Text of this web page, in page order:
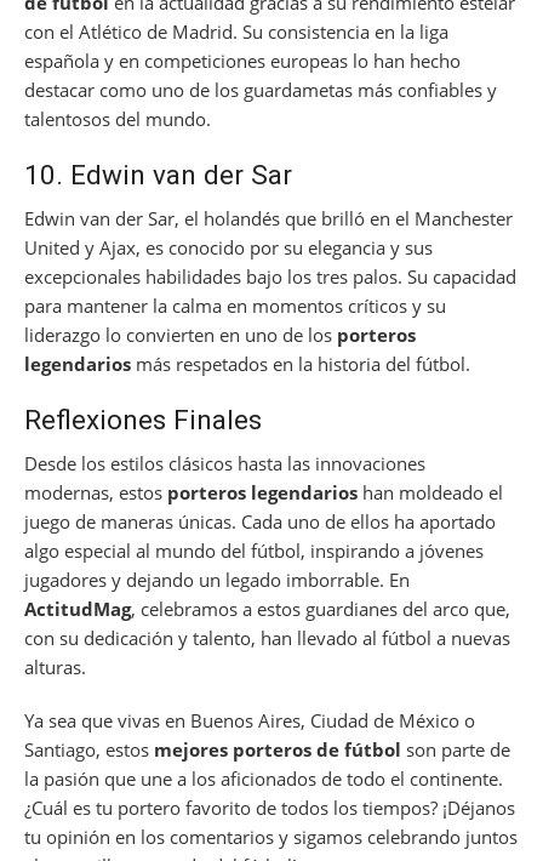
con el Atlético de Madrid. Su consistencia en la liga
española y en competiciones europeas lo han hecho
destacar como uno de los guardametas más confiables y
talentosos del mundo.
10. Edwin van der Sar
Edwin van der Sar, el holandés que brilló en el Manchester
United y Ajax, es conocido por su elegancia y sus
excepcionales habilidades bajo los tres palos. Su capacidad
para mantener la calma en momentos críticos y su
liderazgo lo convierten en uno de los porteros
legendarios más respetados en la historia del fútbol.
Reflexiones Finales
Desde los estilos clásicos hasta las innovaciones
modernas, estos porteros legendarios han moldeado el
juego de maneras únicas. Cada uno de ellos ha aportado
algo especial al mundo del fútbol, inspirando a jóvenes
jugadores y dejando un legado imborrable. En
ActitudMag, celebramos a estos guardianes del arco que,
con su dedicación y talento, han llevado al fútbol a nuevas
alturas.
Ya sea que vivas en Buenos Aires, Ciudad de México o
Santiago, estos mejores porteros de fútbol son parte de
la pasión que une a los aficionados de todo el continente.
¿Cuál es tu portero favorito de todos los tiempos? ¡Déjanos
tu opinión en los comentarios y sigamos celebrando juntos